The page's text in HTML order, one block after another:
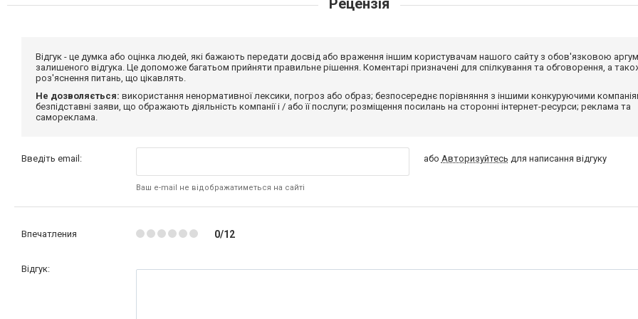
Рецензія
Відгук - це думка або оцінка людей, які бажають передати досвід або враження іншим користувачам нашого сайту з обов'язковою
залишеного відгука. Це допоможе багатьом прийняти правильне рішення. Коментарі призначені для спілкування та обговорення, а
роз'яснення питань, що цікавлять.
Не дозволяється: використання ненормативної лексики, погроз або образ; безпосереднє порівняння з іншими конкуруючими
безпідставні заяви, що ображають діяльність компанії і / або її послуги; розміщення посилань на сторонні інтернет-ресурси; реклама та
самореклама.
Введіть email:
Ваш e-mail не відображатиметься на сайті
або Авторизуйтесь для написання відгуку
Впечатления 0/12
Відгук: